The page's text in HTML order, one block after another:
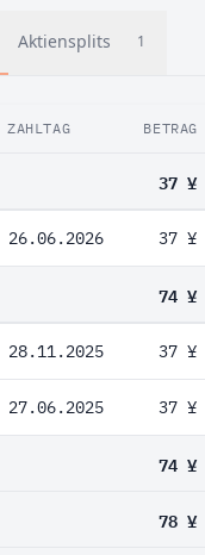
Aktiensplits 1
ZAHLTAG BETRAG
37 ¥
26.06.2026 37 ¥
74 ¥
28.11.2025 37 ¥
27.06.2025 37 ¥
74 ¥
78 ¥